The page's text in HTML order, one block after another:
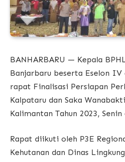
BANHARBARU — Kepala
Banjarbaru beserta Eselon
rapat Finalisasi Persiapan
Kalpataru dan Saka
Kalimantan Tahun 2023,
Rapat diikuti oleh P3E
Kehutanan dan Dinas